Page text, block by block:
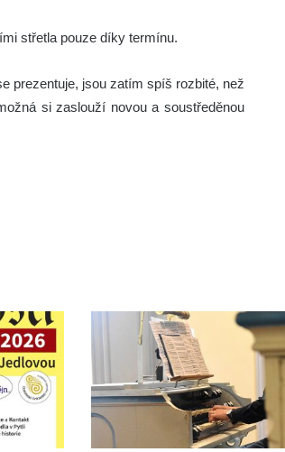
střetla pouze díky termínu.
prezentuje, jsou zatím spíš rozbité, než
si zaslouží novou a soustředěnou